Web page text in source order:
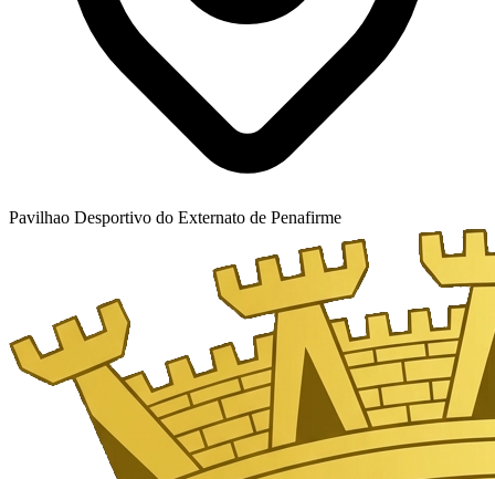
Pavilhao Desportivo do Externato de Penafirme